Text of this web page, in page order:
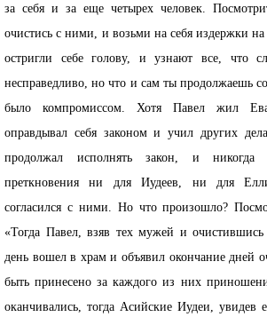
за себя и за еще четырех человек.
очистись с ними, и возьми на себя издержки
остригли себе голову, и узнают все, что
несправедливо, но что и сам ты продолжаешь
было компромиссом. Хотя Павел жил
оправдывал себя законом и учил других
продолжал исполнять закон, и никогда
преткновения ни для Иудеев, ни для
согласился с ними. Но что произошло?
«Тогда Павел, взяв тех мужей и
день вошел в храм и объявил окончание дней
быть принесено за каждого из них
оканчивались, тогда Асийские Иудеи, увидев